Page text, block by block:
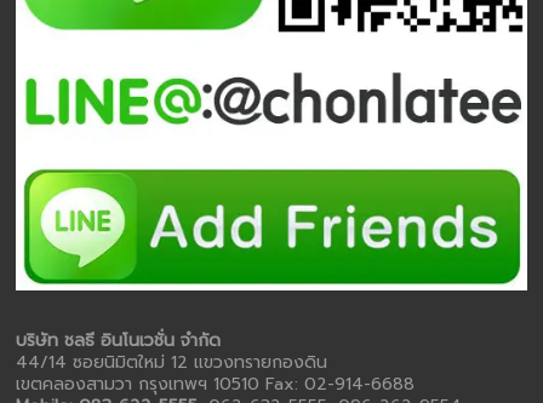
บริษัท ชลธี อินโนเวชั่น จำกัด
44/14 ซอยนิมิตใหม่ 12 แขวงทรายกองดิน
เขตคลองสามวา กรุงเทพฯ 10510 Fax: 02-914-6688